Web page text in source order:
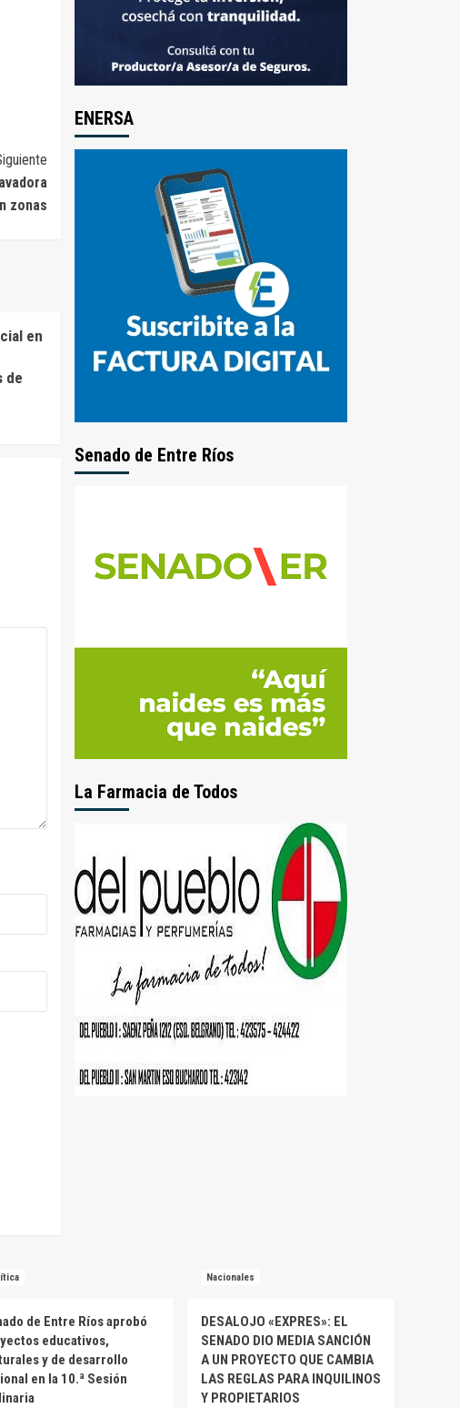
zonas
en
de
ENERSA
Senado de Entre Ríos
La Farmacia de Todos
de Entre Ríos aprobó
educativos,
y de desarrollo
en la 10.ª Sesión
Nacionales
DESALOJO «EXPRES»: EL
SENADO DIO MEDIA SANCIÓN
A UN PROYECTO QUE CAMBIA
LAS REGLAS PARA INQUILINOS
Y PROPIETARIOS